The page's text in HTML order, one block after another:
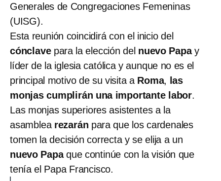
Generales de Congregaciones Femeninas
(UISG).
Esta reunión coincidirá con el inicio del
cónclavepara la elección del nuevo Papay
líder de la iglesia católica y aunque no es el
principal motivo de su visita a Roma, las
monjas cumplirán una importante labor.
Las monjas superiores asistentes a la
asamblea rezarán para que los cardenales
tomen la decisión correcta y se elija a un
nuevo Papaque continúe con la visión que
tenía el Papa Francisco.